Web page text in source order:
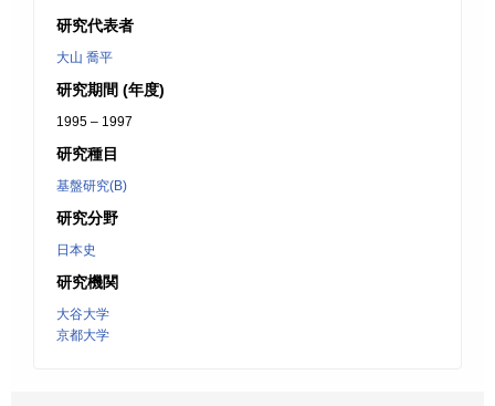
研究代表者
大山 喬平
研究期間 (年度)
1995 – 1997
研究種目
基盤研究(B)
研究分野
日本史
研究機関
大谷大学
京都大学